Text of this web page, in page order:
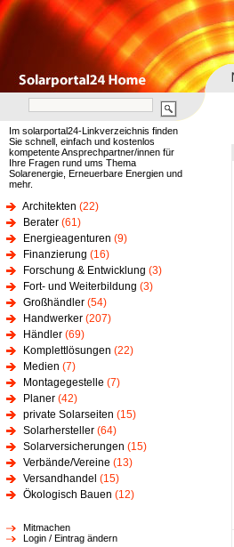
Im solarportal24-Linkverzeichnis finden
Sie schnell, einfach und kostenlos
kompetente Ansprechpartner/innen für
Ihre Fragen rund ums Thema
Solarenergie, Erneuerbare Energien und
mehr.
Architekten (22)
Berater (61)
Energieagenturen (9)
Finanzierung (16)
Forschung & Entwicklung (3)
Fort- und Weiterbildung (3)
Großhändler (54)
Handwerker (207)
Händler (69)
Komplettlösungen (22)
Medien (7)
Montagegestelle (7)
Planer (42)
private Solarseiten (15)
Solarhersteller (64)
Solarversicherungen (15)
Verbände/Vereine (13)
Versandhandel (15)
Ökologisch Bauen (12)
Mitmachen
Login / Eintrag ändern